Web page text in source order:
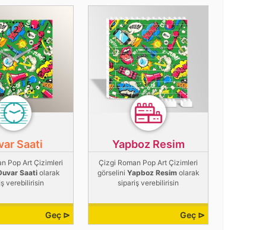
Saati
Pop Art Çizimleri
Saatiolarak
verebilirisin
Geç ⊳
Yapboz Resim
Çizgi Roman Pop Art Çizimleri
görselini Yapboz Resimolarak
sipariş verebilirisin
Geç ⊳